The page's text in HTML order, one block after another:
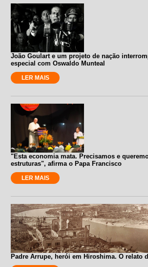
João Goulart e um projeto de nação
especial com Oswaldo Munteal
LER MAIS
"Esta economia mata. Precisamos e
estruturas", afirma o Papa Francisco
LER MAIS
Padre Arrupe, herói em Hiroshima. O relato